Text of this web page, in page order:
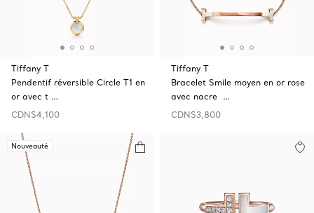
Tiffany T
Pendentif réversible Circle T1 en
or avec t …
CDN$4,100
Tiffany T
Bracelet Smile moyen en or rose
avec nacre …
CDN$3,800
Nouveauté